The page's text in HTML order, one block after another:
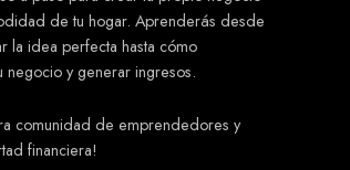
de tu hogar. Aprenderás desde
la idea perfecta hasta cómo
negocio y generar ingresos.
comunidad de emprendedores y
financiera!